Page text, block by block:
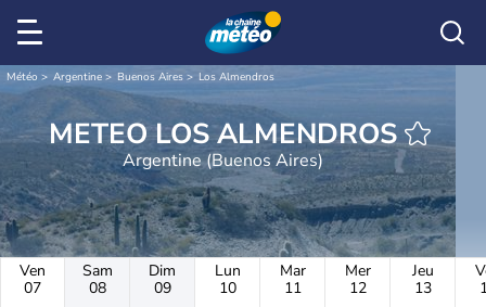
Météo Argentine Buenos Aires Los Almendros
METEO LOS ALMENDROS
Argentine (Buenos Aires)
Ven
07
Sam
08
Dim
09
Lun
10
Mar
11
Mer
12
Jeu
13